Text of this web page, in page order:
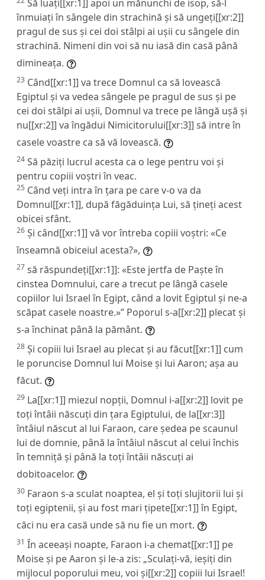
Să luați[[xr:1]] apoi un mănunchi de isop, să-l
înmuiați în sângele din strachină și să ungeți[[xr:2]]
pragul de sus și cei doi stâlpi ai ușii cu sângele din
strachină. Nimeni din voi să nu iasă din casă până
dimineața.
23 Când[[xr:1]] va trece Domnul ca să lovească
Egiptul și va vedea sângele pe pragul de sus și pe
cei doi stâlpi ai ușii, Domnul va trece pe lângă ușă și
nu[[xr:2]] va îngădui Nimicitorului[[xr:3]] să intre în
casele voastre ca să vă lovească.
24 Să păziți lucrul acesta ca o lege pentru voi și
pentru copiii voștri în veac.
25 Când veți intra în țara pe care v-o va da
Domnul[[xr:1]], după făgăduința Lui, să țineți acest
obicei sfânt.
26 Și când[[xr:1]] vă vor întreba copiii voștri: «Ce
înseamnă obiceiul acesta?»,
27 să răspundeți[[xr:1]]: «Este jertfa de Paște în
cinstea Domnului, care a trecut pe lângă casele
copiilor lui Israel în Egipt, când a lovit Egiptul și ne-a
scăpat casele noastre.»” Poporul s-a[[xr:2]] plecat și
s-a închinat până la pământ.
28 Și copiii lui Israel au plecat și au făcut[[xr:1]] cum
le poruncise Domnul lui Moise și lui Aaron; așa au
făcut.
29 La[[xr:1]] miezul nopții, Domnul i-a[[xr:2]] lovit pe
toți întâii născuți din țara Egiptului, de la[[xr:3]]
întâiul născut al lui Faraon, care ședea pe scaunul
lui de domnie, până la întâiul născut al celui închis
în temniță și până la toți întâii născuți ai
dobitoacelor.
30 Faraon s-a sculat noaptea, el și toți slujitorii lui și
toți egiptenii, și au fost mari țipete[[xr:1]] în Egipt,
căci nu era casă unde să nu fie un mort.
31 În aceeași noapte, Faraon i-a chemat[[xr:1]] pe
Moise și pe Aaron și le-a zis: „Sculați-vă, ieșiți din
mijlocul poporului meu, voi și[[xr:2]] copiii lui Israel!